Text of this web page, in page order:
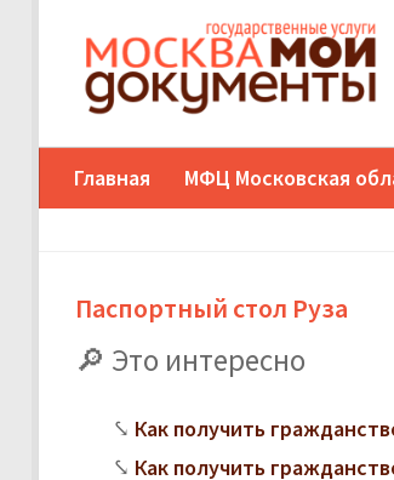
Главная МФЦ Московская
Паспортный стол Руза
Это интересно
Как получить
Как получить